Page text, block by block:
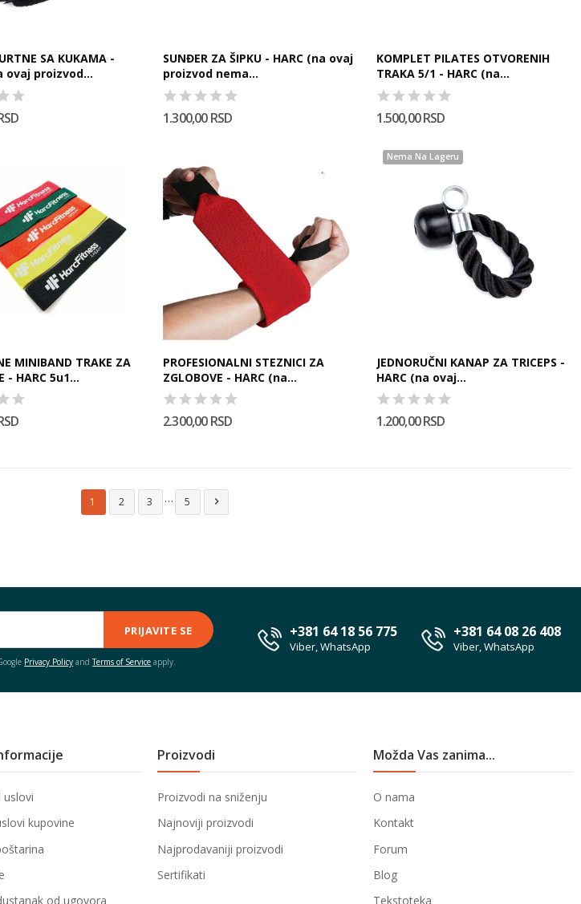
SA KUKAMA -
ovaj proizvod...
SUNĐER ZA ŠIPKU - HARC (na ovaj
proizvod nema...
1.300,00 RSD
KOMPLET PILATES OTVORENIH
TRAKA 5/1 - HARC (na...
1.500,00 RSD
MINIBAND TRAKE ZA
- HARC 5u1...
PROFESIONALNI STEZNICI ZA
ZGLOBOVE - HARC (na...
2.300,00 RSD
Nema Na Lageru
JEDNORUČNI KANAP ZA TRICEPS -
HARC (na ovaj...
1.200,00 RSD
1 2 3 … 5 
PRIJAVITE SE
Privacy Policy andTerms of Service apply.
+381 64 18 56 775
Viber, WhatsApp
+381 64 08 26 408
Viber, WhatsApp
uslovi
kupovine
od ugovora
Proizvodi
Proizvodi na sniženju
Najnoviji proizvodi
Najprodavaniji proizvodi
Sertifikati
Možda Vas zanima...
O nama
Kontakt
Forum
Blog
Tekstoteka